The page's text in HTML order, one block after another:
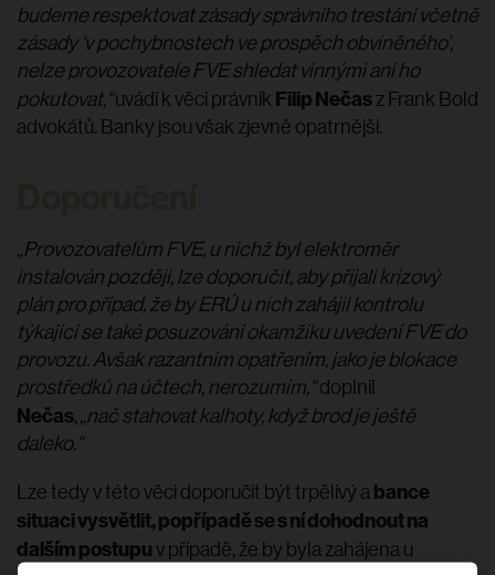
budeme respektovat zásady správního trestání včetně
zásady ‘v pochybnostech ve prospěch obviněného’,
nelze provozovatele FVE shledat vinnými ani ho
pokutovat,“uvádí k věci právník Filip Nečasz Frank Bold
advokátů. Banky jsou však zjevně opatrnější.
„Provozovatelům FVE, u nichž byl elektroměr
instalován později, lze doporučit, aby přijali krizový
plán pro případ, že by ERÚ u nich zahájil kontrolu
týkající se také posuzování okamžiku uvedení FVE do
provozu. Avšak razantním opatřením, jako je blokace
prostředků na účtech, nerozumím,“doplnil
Nečas,„nač stahovat kalhoty, když brod je ještě
daleko.“
Lze tedy v této věci doporučit být trpělivý a bance
situaci vysvětlit, popřípadě se s ní dohodnout na
dalším postupuv případě, že by byla zahájena u